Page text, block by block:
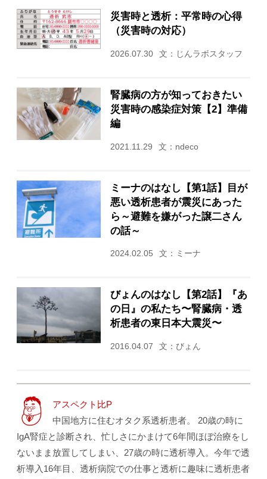
災害時と透析：平常時の心得
（災害時の対応）
2026.07.30 文：じんラボスタッフ
腎臓病の方が知っておきたい
災害時の感染症対策【2】準備
編
2021.11.29 文：ndeco
ミーナのはなし【第1話】目が
悪い透析患者が震災にあった
ら～避難を嫌がった譲二さん
の話～
2024.02.05 文：ミーナ
びょんのはなし【第2話】『あ
の日』の私たち〜腎臓病・透
析患者の東日本大震災〜
2016.04.07 文：びょん
アスペクト比P
中国地方に住むオタク系透析患者。 20歳の時に
IgA腎症と診断され、忙しさにかまけて6年間ほぼ治療をし
ないまま放置してしまい、27歳の時に透析導入。今年で透
析導入16年目、透析病院での仕事と透析に趣味に透析患者